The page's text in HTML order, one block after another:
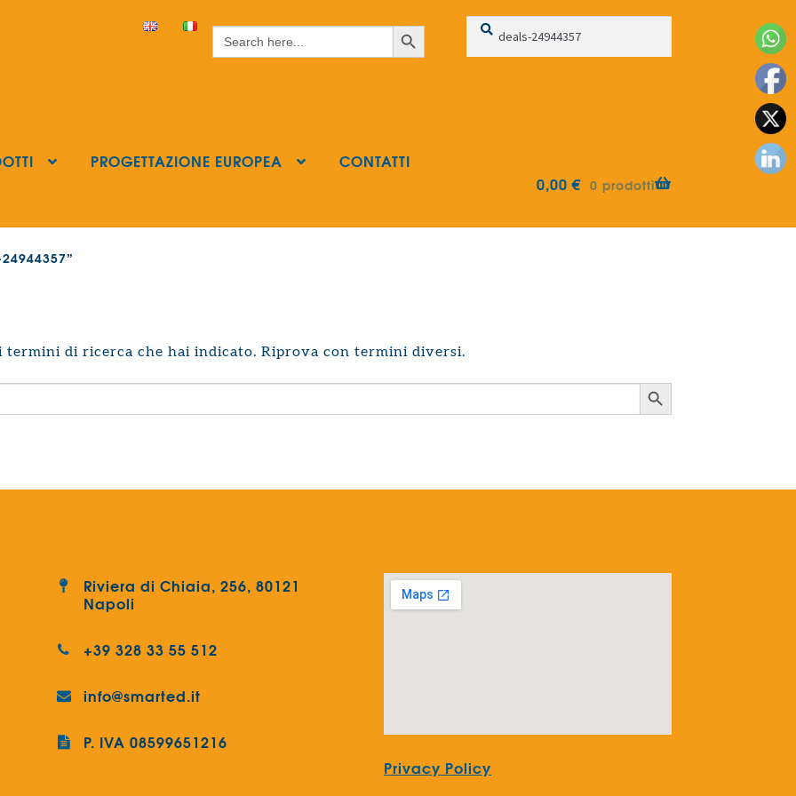
Search
for:
Search Button Cerca:
Cerca
PROGETTAZIONE EUROPEA
CONTATTI
0,00€ 0 prodotti
termini di ricerca che hai indicato. Riprova con termini diversi.
Search Button
Riviera di Chiaia, 256, 80121
Napoli
+39 328 33 55 512
info@smarted.it
P. IVA 08599651216
Privacy Policy